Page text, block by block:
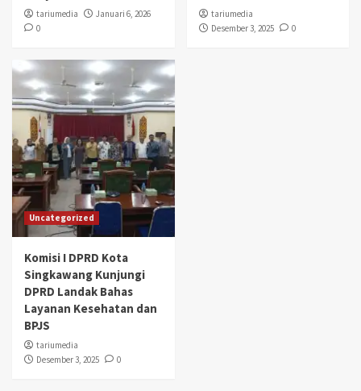
tariumedia
Januari 6, 2026
0
tariumedia
Desember 3, 2025
0
Uncategorized
Komisi I DPRD Kota
Singkawang Kunjungi
DPRD Landak Bahas
Layanan Kesehatan dan
BPJS
tariumedia
Desember 3, 2025
0